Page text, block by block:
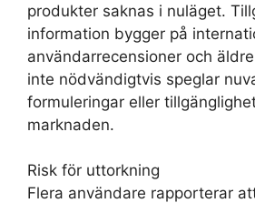
produkter saknas i nuläget.
information bygger på
användarrecensioner och
inte nödvändigtvis speglar
formuleringar eller
marknaden.
Risk för uttorkning
Flera användare rapporterar